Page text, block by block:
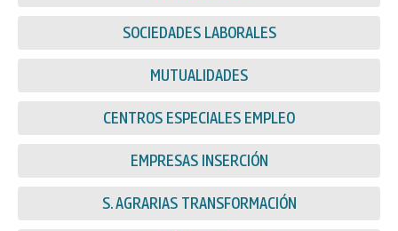
SOCIEDADES LABORALES
MUTUALIDADES
CENTROS ESPECIALES EMPLEO
EMPRESAS INSERCIÓN
S. AGRARIAS TRANSFORMACIÓN